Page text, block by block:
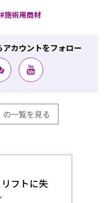
施術用商材
カウントをフォロー
の一覧を見る
フトに失